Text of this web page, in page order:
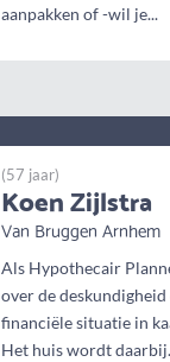
aanpakken of -wil je...
(57 jaar)
Koen Zijlstra
Van Bruggen Arnhem
Als Hypothecair
over de
financiële situatie in
Het huis wordt